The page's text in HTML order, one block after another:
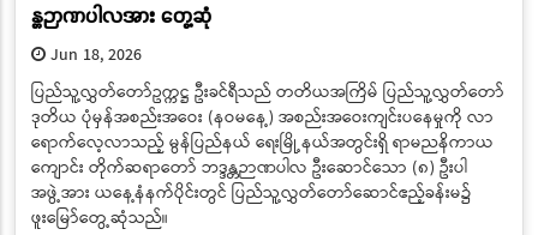
န္တဉာဏပါလအား တွေ့ဆုံ
Jun 18, 2026
ပြည်သူ့လွှတ်တော်ဥက္ကဋ္ဌ ဦးခင်ရီသည် တတိယအကြိမ် ပြည်သူ့လွှတ်တော်
ဒုတိယ ပုံမှန်အစည်းအဝေး (နဝမနေ့) အစည်းအဝေးကျင်းပနေမှုကို လာ
ရောက်လေ့လာသည့် မွန်ပြည်နယ် ရေးမြို့နယ်အတွင်းရှိ ရာမညနိကာယ
ကျောင်း တိုက်ဆရာတော် ဘဒ္ဒန္တဉာဏပါလ ဦးဆောင်သော (၈) ဦးပါ
အဖွဲ့အား ယနေ့နံနက်ပိုင်းတွင် ပြည်သူ့လွှတ်တော်ဆောင်ဧည့်ခန်းမ၌
ဖူးမြော်တွေ့ဆုံသည်။